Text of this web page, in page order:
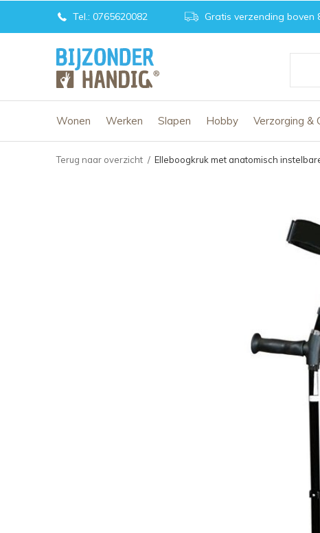
Wonen Werken Slapen Hobby Verzorging &
Tel.: 0765620082 Gratis verzending boven
Terug naar overzicht Elleboogkruk met anatomisch